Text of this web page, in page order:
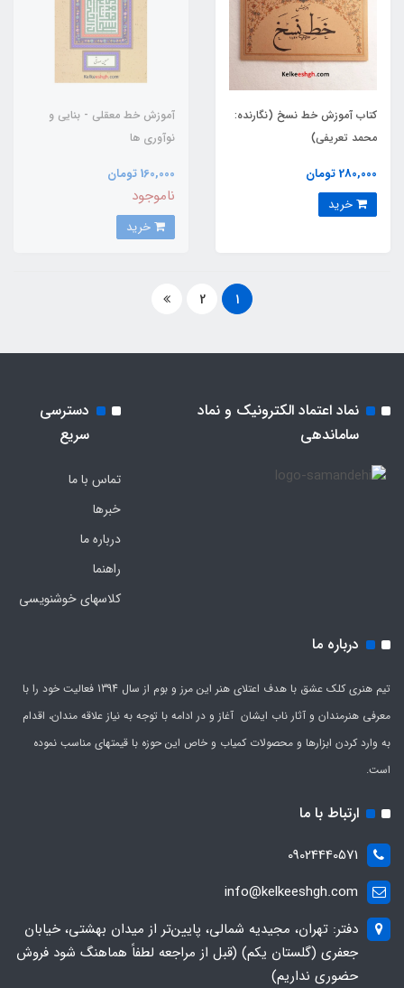
کتاب آموزش خط نسخ (نگارنده:
محمد تعریفی)
280,000 تومان
آموزش خط معقلی - بنایی و
نوآوری ها
160,000 تومان
ناموجود
1
2
نماد اعتماد الکترونیک و نماد
ساماندهی
دسترسی
سریع
تماس با ما
خبرها
درباره ما
راهنما
کلاسهای خوشنویسی
درباره ما
تیم هنری کلک عشق با هدف اعتلای هنر این مرز و بوم از سال 1394 فعالیت خود را با
معرفی هنرمندان و آثار ناب ایشان آغاز و در ادامه با توجه به نیاز علاقه مندان، اقدام
به وارد کردن ابزارها و محصولات کمیاب و خاص این حوزه با قیمتهای مناسب نموده
است.
ارتباط با ما
09024440571
info@kelkeeshgh.com
دفتر: تهران، مجیدیه شمالی، پایین‌تر از میدان بهشتی، خیابان
جعفری (گلستان یکم) (قبل از مراجعه لطفاً هماهنگ شود فروش
حضوری نداریم)